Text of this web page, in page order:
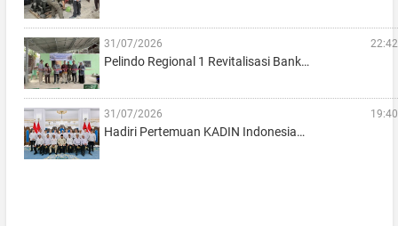
31/07/2026 22:42
Pelindo Regional 1 Revitalisasi Bank…
31/07/2026 19:40
Hadiri Pertemuan KADIN Indonesia…